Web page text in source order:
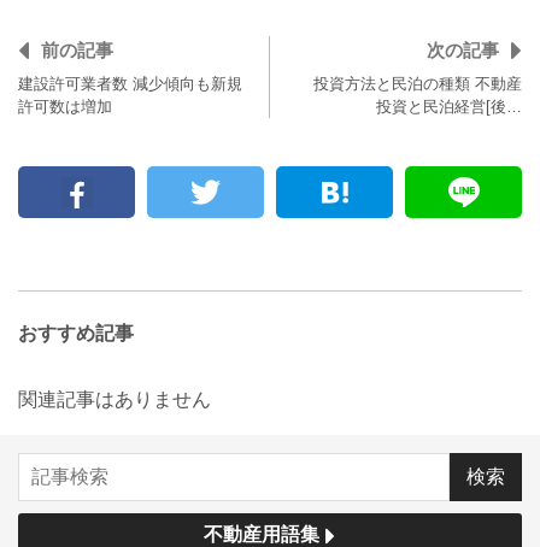
前の記事
建設許可業者数 減少傾向も新規
許可数は増加
次の記事
投資方法と民泊の種類 不動産
投資と民泊経営[後…
おすすめ記事
関連記事はありません
不動産用語集